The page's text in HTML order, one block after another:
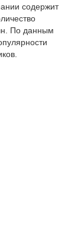
содержит
По данным